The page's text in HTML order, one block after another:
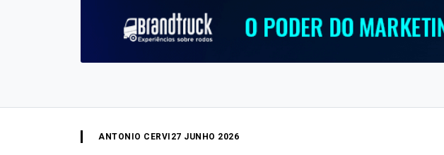
ANTONIO CERVI 27 JUNHO 2026